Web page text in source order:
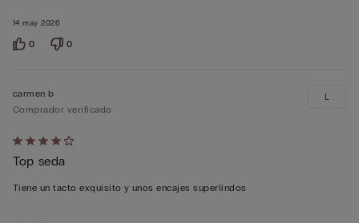
14 may 2026
0 0
Calificación
de
4
carmen b
Comprador verificado
Top seda
Tiene un tacto exquisito y unos encajes superlindos
L